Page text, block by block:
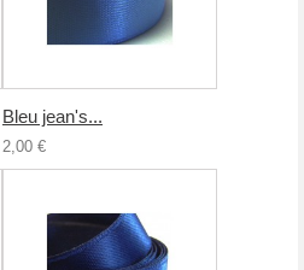
Bleu jean's...
2,00 €